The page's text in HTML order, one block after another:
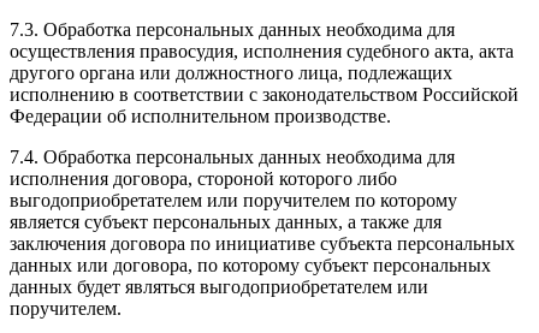
7.3. Обработка персональных данных необходима для
осуществления правосудия, исполнения судебного акта, акта
другого органа или должностного лица, подлежащих
исполнению в соответствии с законодательством Российской
Федерации об исполнительном производстве.
7.4. Обработка персональных данных необходима для
исполнения договора, стороной которого либо
выгодоприобретателем или поручителем по которому
является субъект персональных данных, а также для
заключения договора по инициативе субъекта персональных
данных или договора, по которому субъект персональных
данных будет являться выгодоприобретателем или
поручителем.